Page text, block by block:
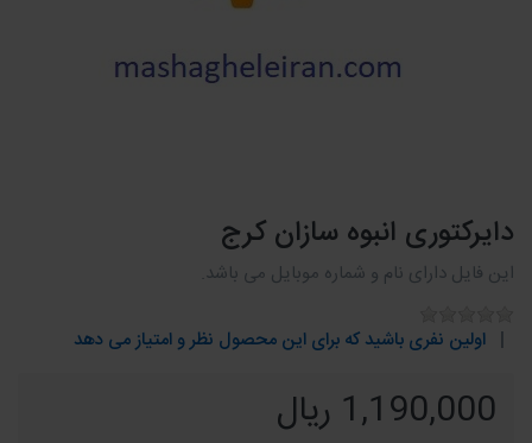
دایرکتوری انبوه سازان کرج
این فایل دارای نام و شماره موبایل می باشد.
اولین نفری باشید که برای این محصول نظر و امتیاز می دهد
1,190,000 ریال